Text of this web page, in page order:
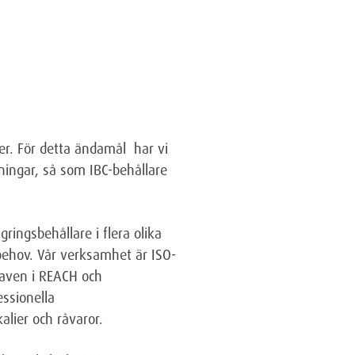
För detta ändamål har vi
så som IBC-behållare
i flera olika
Vår verksamhet är ISO-
i REACH och
och råvaror.